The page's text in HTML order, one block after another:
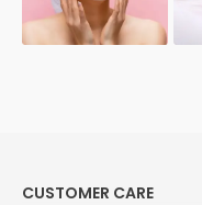
CUSTOMER CARE